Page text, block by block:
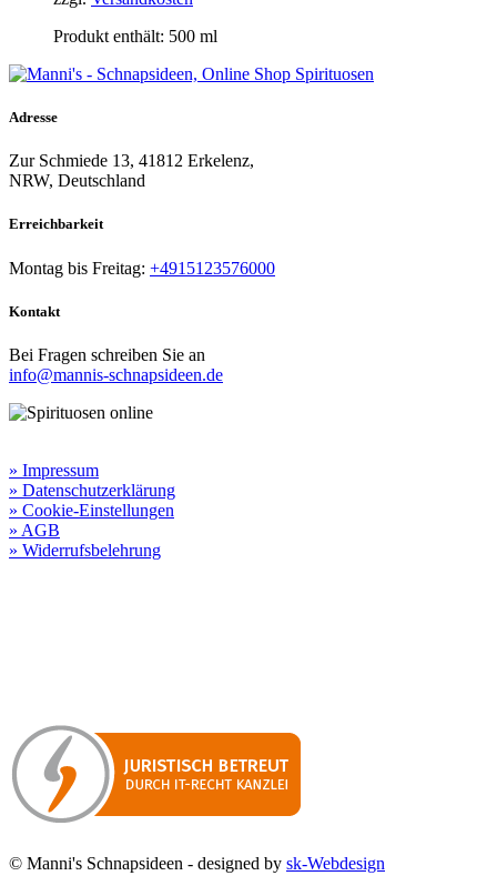
Produkt enthält: 500 ml
Adresse
Zur Schmiede 13, 41812 Erkelenz,
NRW, Deutschland
Erreichbarkeit​
Montag bis Freitag: +4915123576000
Kontakt
Bei Fragen schreiben Sie an
info@mannis-schnapsideen.de
» Impressum
» Datenschutzerklärung
» Cookie-Einstellungen
» AGB
» Widerrufsbelehrung
© Manni's Schnapsideen - designed by sk-Webdesign